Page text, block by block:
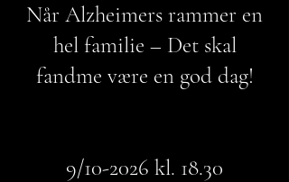
Når Alzheimers rammer en
hel familie – Det skal
fandme være en god dag!
9/10-2026 kl. 18.30